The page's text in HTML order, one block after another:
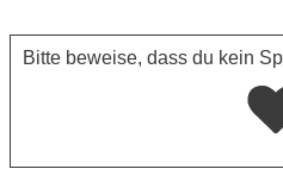
Bitte beweise, dass du kein